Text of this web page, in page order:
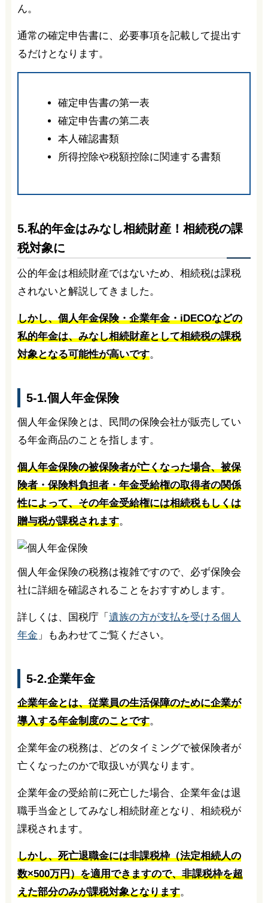
ん。
通常の確定申告書に、必要事項を記載して提出す
るだけとなります。
確定申告書の第一表
確定申告書の第二表
本人確認書類
所得控除や税額控除に関連する書類
5.私的年金はみなし相続財産！相続税の課
税対象に
公的年金は相続財産ではないため、相続税は課税
されないと解説してきました。
しかし、個人年金保険・企業年金・iDECOなどの
私的年金は、みなし相続財産として相続税の課税
対象となる可能性が高いです。
5-1.個人年金保険
個人年金保険とは、民間の保険会社が販売してい
る年金商品のことを指します。
個人年金保険の被保険者が亡くなった場合、被保
険者・保険料負担者・年金受給権の取得者の関係
性によって、その年金受給権には相続税もしくは
贈与税が課税されます。
個人年金保険の税務は複雑ですので、必ず保険会
社に詳細を確認されることをおすすめします。
詳しくは、国税庁「 遺族の方が支払を受ける個人
年金 」もあわせてご覧ください。
5-2.企業年金
企業年金とは、従業員の生活保障のために企業が
導入する年金制度のことです。
企業年金の税務は、どのタイミングで被保険者が
亡くなったのかで取扱いが異なります。
企業年金の受給前に死亡した場合、企業年金は退
職手当金としてみなし相続財産となり、相続税が
課税されます。
しかし、死亡退職金には非課税枠（法定相続人の
数×500万円）を適用できますので、非課税枠を超
えた部分のみが課税対象となります。